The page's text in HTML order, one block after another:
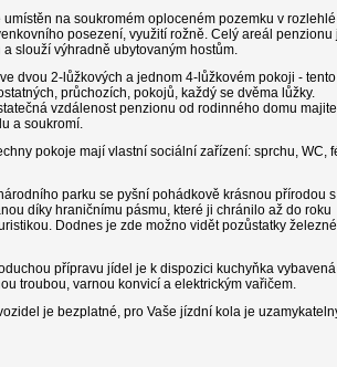
umístěn na soukromém oploceném pozemku v rozlehlé
posezení, využití rožně. Celý areál penzionu
slouží výhradně ubytovaným hostům.
dvou 2-lůžkových a jednom 4-lůžkovém pokoji -
průchozích, pokojů, každý se dvěma lůžky.
vzdálenost penzionu od rodinného domu
a soukromí.
pokoje mají vlastní sociální zařízení: sprchu, WC,
parku se pyšní pohádkově krásnou přírodou s
díky hraničnímu pásmu, které ji chránilo až do roku
Dodnes je zde možno vidět pozůstatky železné
přípravu jídel je k dispozici kuchyňka vybavená
troubou, varnou konvicí a elektrickým vařičem.
je bezplatné, pro Vaše jízdní kola je